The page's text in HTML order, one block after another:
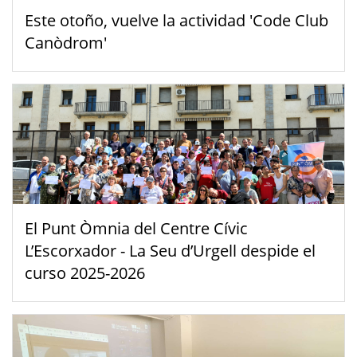
Este otoño, vuelve la actividad 'Code Club
Canòdrom'
El Punt Òmnia del Centre Cívic
L’Escorxador - La Seu d’Urgell despide el
curso 2025-2026